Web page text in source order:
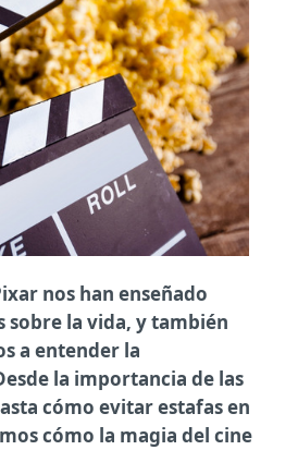
nos han enseñado
sobre la vida, y también
a entender la
la importancia de las
cómo evitar estafas en
cómo la magia del cine